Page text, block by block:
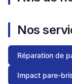
Nos
Réparation de
Impact pare-